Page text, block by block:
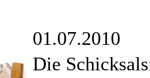
01.07.2010
Die